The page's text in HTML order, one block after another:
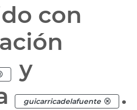
con
y
guicarricadelafuente .